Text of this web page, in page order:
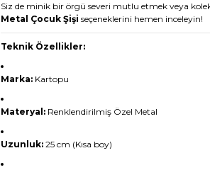
Siz de minik bir örgü severi mutlu etmek veya
Metal Çocuk Şişi seçeneklerini hemen inceleyin!
Teknik Özellikler:
Marka: Kartopu
Materyal: Renklendirilmiş Özel Metal
Uzunluk: 25 cm (Kısa boy)